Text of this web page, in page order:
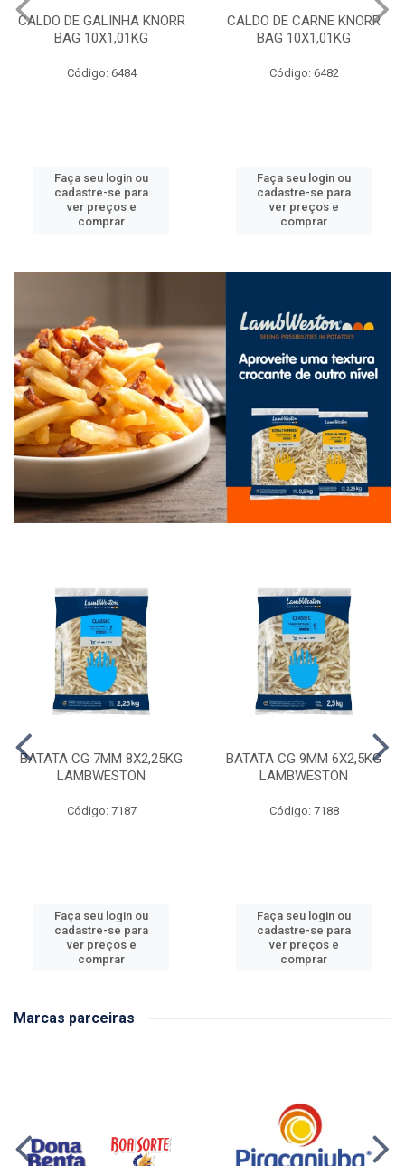
CALDO DE GALINHA KNORR
BAG 10X1,01KG
Código: 6484
Faça seu login ou
cadastre-se para
ver preços e
comprar
CALDO DE CARNE KNORR
BAG 10X1,01KG
Código: 6482
Faça seu login ou
cadastre-se para
ver preços e
comprar
BATATA CG 7MM 8X2,25KG
LAMBWESTON
Código: 7187
Faça seu login ou
cadastre-se para
ver preços e
comprar
BATATA CG 9MM 6X2,5KG
LAMBWESTON
Código: 7188
Faça seu login ou
cadastre-se para
ver preços e
comprar
Marcas parceiras